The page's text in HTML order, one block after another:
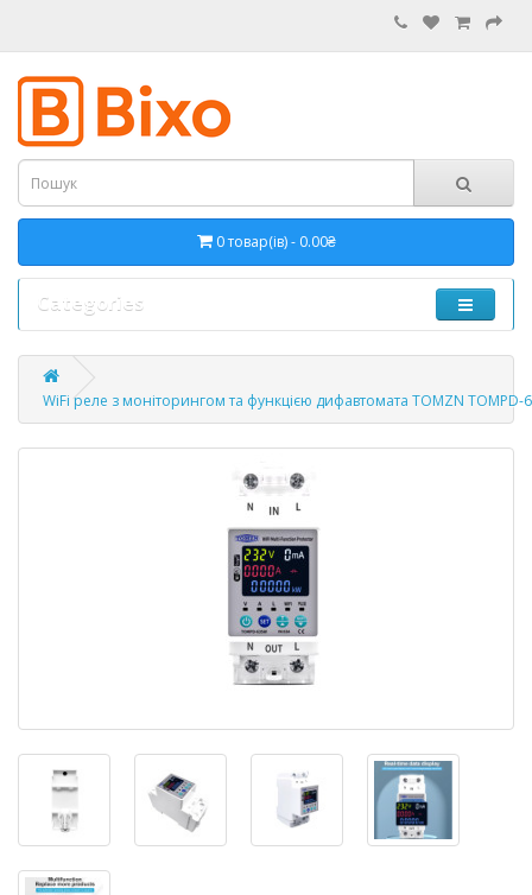
0 товар(ів) - 0.00₴
Categories
WiFi реле з моніторингом та функцією дифавтомата TOMZN TOMPD-